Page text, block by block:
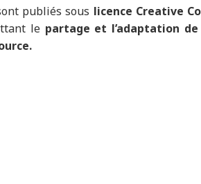
publiés sous licence Creative
le partage et l’adaptation